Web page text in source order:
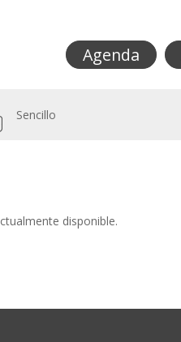
Agenda
Sencillo
disponible.